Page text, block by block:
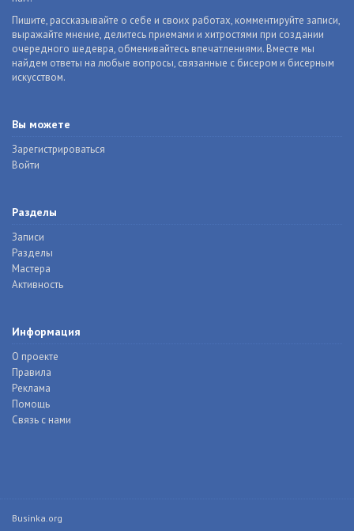
Пишите, рассказывайте о себе и своих работах, комментируйте записи,
выражайте мнение, делитесь приемами и хитростями при создании
очередного шедевра, обменивайтесь впечатлениями. Вместе мы
найдем ответы на любые вопросы, связанные с бисером и бисерным
искусством.
Вы можете
Зарегистрироваться
Войти
Разделы
Записи
Разделы
Мастера
Активность
Информация
О проекте
Правила
Реклама
Помощь
Связь с нами
Businka.org